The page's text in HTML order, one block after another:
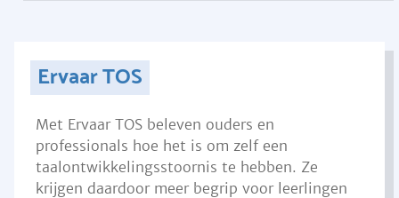
Ervaar TOS
Met Ervaar TOS beleven ouders en
professionals hoe het is om zelf een
taalontwikkelingsstoornis te hebben. Ze
krijgen daardoor meer begrip voor leerlingen